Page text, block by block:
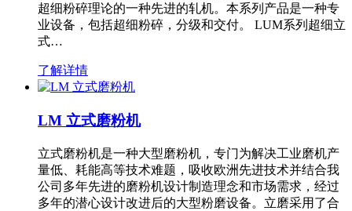
超细粉碎理论的一种先进的轧机。本系列产品是一种专
业设备，包括超细粉碎，分级和交付。 LUM系列超细立
式…
了解详情
LM 立式磨粉机
立式磨粉机是一种大型磨粉机，专门为解决工业磨机产
量低、耗能高等技术难题，吸收欧洲先进技术并结合我
公司多年先进的磨粉机设计制造理念和市场需求，经过
多年的潜心设计改进后的大型粉磨设备。立磨采用了合